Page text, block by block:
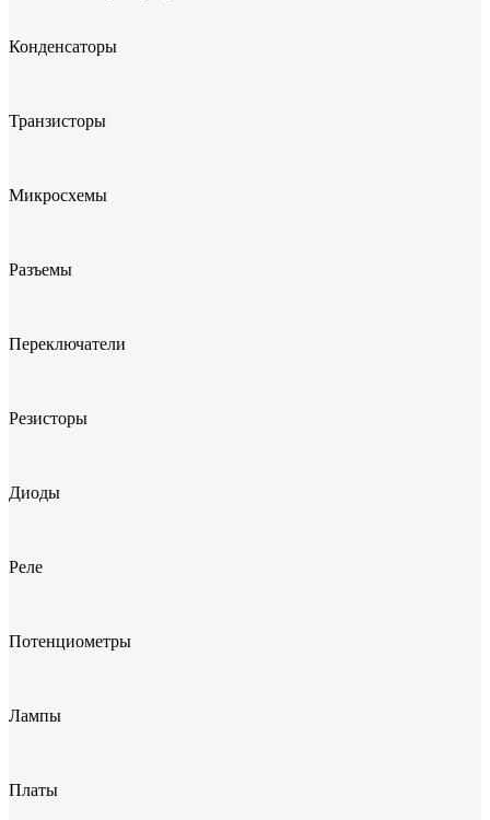
Конденсаторы
Транзисторы
Микросхемы
Разъемы
Переключатели
Резисторы
Диоды
Реле
Потенциометры
Лампы
Платы